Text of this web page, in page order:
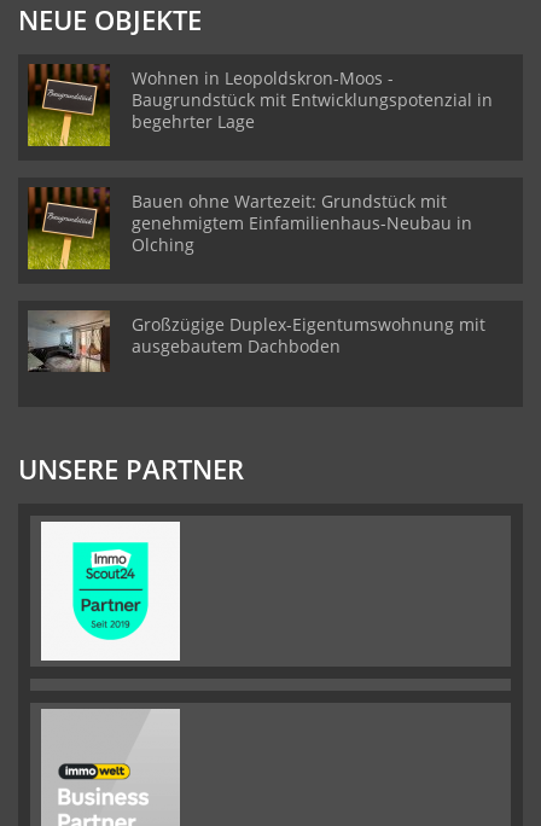
NEUE OBJEKTE
Wohnen in Leopoldskron-Moos -
Baugrundstück mit Entwicklungspotenzial in
begehrter Lage
Bauen ohne Wartezeit: Grundstück mit
genehmigtem Einfamilienhaus-Neubau in
Olching
Großzügige Duplex-Eigentumswohnung mit
ausgebautem Dachboden
UNSERE PARTNER